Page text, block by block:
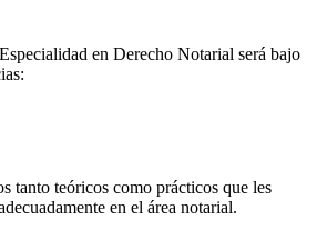
en Derecho Notarial será bajo
tanto teóricos como prácticos que les
en el área notarial.